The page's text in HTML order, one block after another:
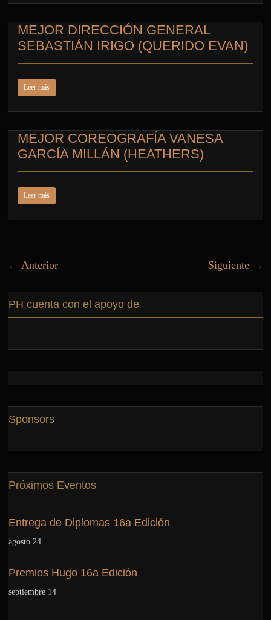
MEJOR DIRECCIÓN GENERAL
SEBASTIÁN IRIGO (QUERIDO EVAN)
Leer más
MEJOR COREOGRAFÍA VANESA
GARCÍA MILLÁN (HEATHERS)
Leer más
← Anterior Siguiente →
PH cuenta con el apoyo de
Sponsors
Próximos Eventos
Entrega de Diplomas 16a Edición
agosto 24
Premios Hugo 16a Edición
septiembre 14